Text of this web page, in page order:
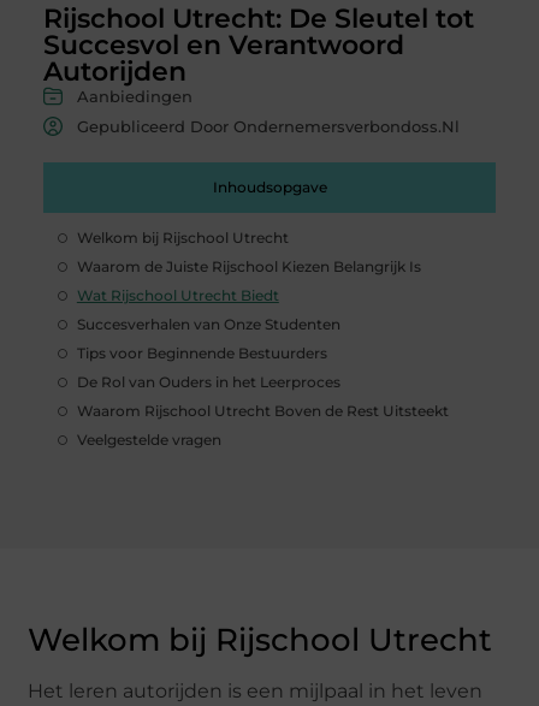
Rijschool Utrecht: De Sleutel tot
Succesvol en Verantwoord
Autorijden
Aanbiedingen
Gepubliceerd Door Ondernemersverbondoss.nl
Inhoudsopgave
Welkom bij Rijschool Utrecht
Waarom de Juiste Rijschool Kiezen Belangrijk Is
Wat Rijschool Utrecht Biedt
Succesverhalen van Onze Studenten
Tips voor Beginnende Bestuurders
De Rol van Ouders in het Leerproces
Waarom Rijschool Utrecht Boven de Rest Uitsteekt
Veelgestelde vragen
Welkom bij Rijschool Utrecht
Het leren autorijden is een mijlpaal in het leven